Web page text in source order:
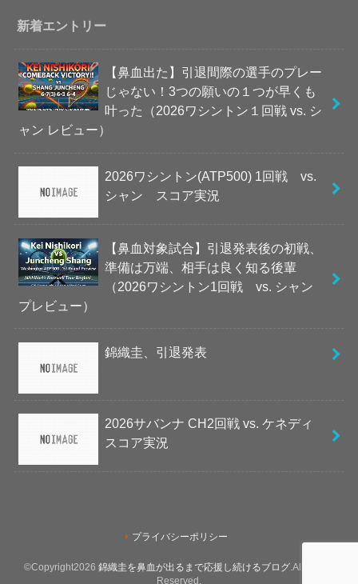
新着エントリー
【鼻血出た】引退間際の選手のプレー
じゃない！3つの願いの１つが早くも
叶った（2026ワシントン１回戦 vs. シ
ャン レビュー）
2026ワシントン(ATP500) 1回戦 vs.
シャン スコア実況
【鼻血対象試合】引退発表後の初戦、
準備は万端、相手は良く知る後輩
（2026ワシントン1回戦 vs. シャン
プレビュー）
錦織圭、引退発表
2026サバンナ CH2回戦 vs. ケネディ
スコア実況
プライバシーポリシー
©Copyright2026 錦織圭を鼻血が出るまで応援し続けるブログ .All Rights
Reserved.